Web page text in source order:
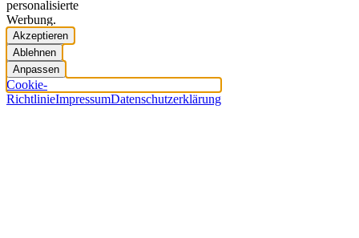
personalisierte
Werbung.
Akzeptieren
Ablehnen
Anpassen
Cookie-
RichtlinieImpressumDatenschutzerklärung